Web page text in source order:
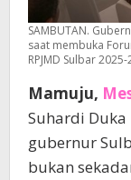
SAMBUTAN.
saat membuka
RPJMD Sulbar
Mamuju,
Suhardi
gubernur
bukan